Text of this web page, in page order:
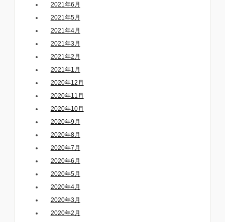
2021年6月
2021年5月
2021年4月
2021年3月
2021年2月
2021年1月
2020年12月
2020年11月
2020年10月
2020年9月
2020年8月
2020年7月
2020年6月
2020年5月
2020年4月
2020年3月
2020年2月